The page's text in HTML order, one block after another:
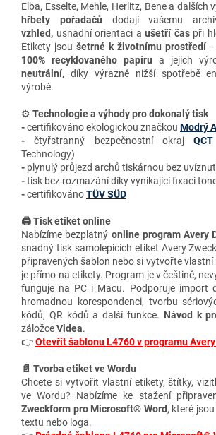
Elba, Esselte, Mehle, Herlitz, Bene a dalších
hřbety pořadačů dodají vašemu
vzhled, usnadní orientaci a ušetří časpři
Etikety jsou šetrné k životnímu prostředí
100% recyklovaného papíru a jejich
neutrální, díky výrazně nižší spotřebě
výrobě.
⚙️ Technologie a výhodypro dokonalý tisk
-certifikováno ekologickou značkou Modrý
-čtyřstranný bezpečnostní okrajQCT
Technology)
- plynulý průjezd archů tiskárnou bez
-tisk bez rozmazání díky vynikající fixaci
-certifikovánoTÜV SÜD
🖨️ Tisk etiket online
Nabízíme bezplatný online program Avery
snadný tisk samolepicích etiket Avery
připravených šablon nebo si vytvořte
je přímo na etikety. Program je v češtině,
funguje na PC i Macu. Podporuje import
hromadnou korespondenci, tvorbu
kódů, QR kódů a další funkce. Návod k
záložceVidea.
👉Otevřít šablonu L4760 v programu
📄 Tvorba etiket ve Wordu
Chcete si vytvořit vlastní etikety, štítky,
ve Wordu? Nabízíme ke stažení
Zweckform pro Microsoft® Word, které
textu nebo loga.